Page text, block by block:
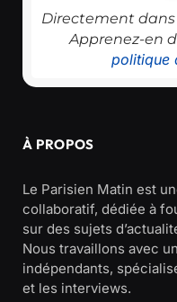
Directement
Apprenez-en
politique
À PROPOS
Le Parisien Matin est
collaboratif, dédiée à
sur des sujets
Nous travaillons avec
indépendants,
et les interviews.